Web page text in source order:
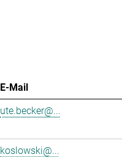
E-Mail
ute.becker@...
koslowski@...